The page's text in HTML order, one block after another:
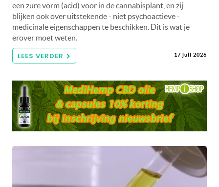
een zure vorm (acid) voor in de cannabisplant, en zij
blijken ook over uitstekende - niet psychoactieve -
medicinale eigenschappen te beschikken. Dit is wat je
erover moet weten.
LEES VERDER 17 juli 2026